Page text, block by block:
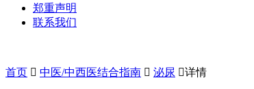
郑重声明
联系我们
首页  中医/中西医结合指南  泌尿 详情